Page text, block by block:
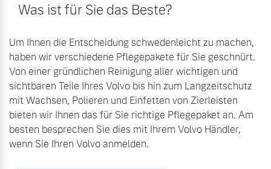
Volvo Selekt
Die Neuwagenalternative
Mehr erfahren
Editionsmodelle
Jetzt kennenlernen
Mehr erfahren
Finanzierung & Leasing
Versicherung
Was ist für Sie das Beste?
Um Ihnen die Entscheidung schwedenleicht zu machen,
haben wir verschiedene Pflegepakete für Sie geschnürt.
Von einer gründlichen Reinigung aller wichtigen und
sichtbaren Teile Ihres Volvo bis hin zum Langzeitschutz
mit Wachsen, Polieren und Einfetten von Zierleisten
bieten wir Ihnen das für Sie richtige Pflegepaket an. Am
besten besprechen Sie dies mit Ihrem Volvo Händler,
wenn Sie Ihren Volvo anmelden.